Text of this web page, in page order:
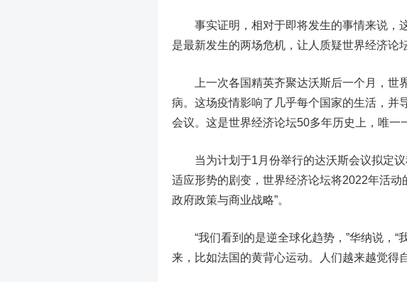
事实证明，相对于即将发生的事情来说，
是最新发生的两场危机，让人质疑世界经济论
上一次各国精英齐聚达沃斯后一个月，世
病。这场疫情影响了几乎每个国家的生活，并
会议。这是世界经济论坛50多年历史上，唯一
当为计划于1月份举行的达沃斯会议拟定议
适应形势的剧变，世界经济论坛将2022年活动
政府政策与商业战略”。
“我们看到的是逆全球化趋势，”华纳说，“
来，比如法国的黄背心运动。人们越来越觉得